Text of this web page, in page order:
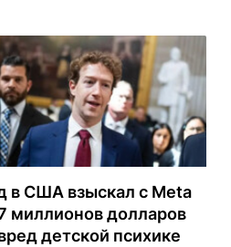
в США взыскал с Meta
миллионов долларов
детской психике